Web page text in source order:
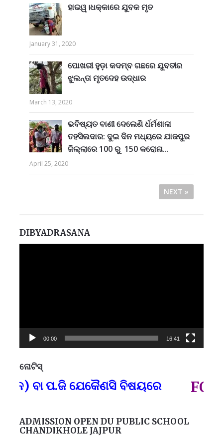
ହାଇୱ।ଧକ୍କାରେ ଯୁବକ ମୃତ
January 31, 2020
ପୋଖରୀ ହୁଡ଼ା କଦମ୍ବ ଗଛରେ ଯୁବତୀର
ଝୁଲନ୍ତା ମୃତଦେହ ଉଦ୍ଧାର
March 13, 2020
ଭବିଷ୍ୟତ ବାଣୀ ଦେଲେଣି ର୍ଧର୍ମଶାଳା
ତହସିଲଦାର: ଦୁଇ ଦିନ ମଧ୍ୟରେ ଯାଜପୁର
ଜିଲ୍ଲାରେ 100 ରୁ 150 କରୋନା...
April 25, 2020
NEXT »
DIBYADRASANA
00:00 16:41
ନୋଟିସ୍
ବା ପ.ଜି ଯେକୈଣସି ବିଷୟରେ FOR
ADMISSION OPEN DU PUBLIC SCHOOL
CHANDIKHOLE JAJPUR